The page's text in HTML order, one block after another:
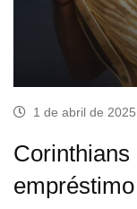
1 de abril de 2025
Corinthians